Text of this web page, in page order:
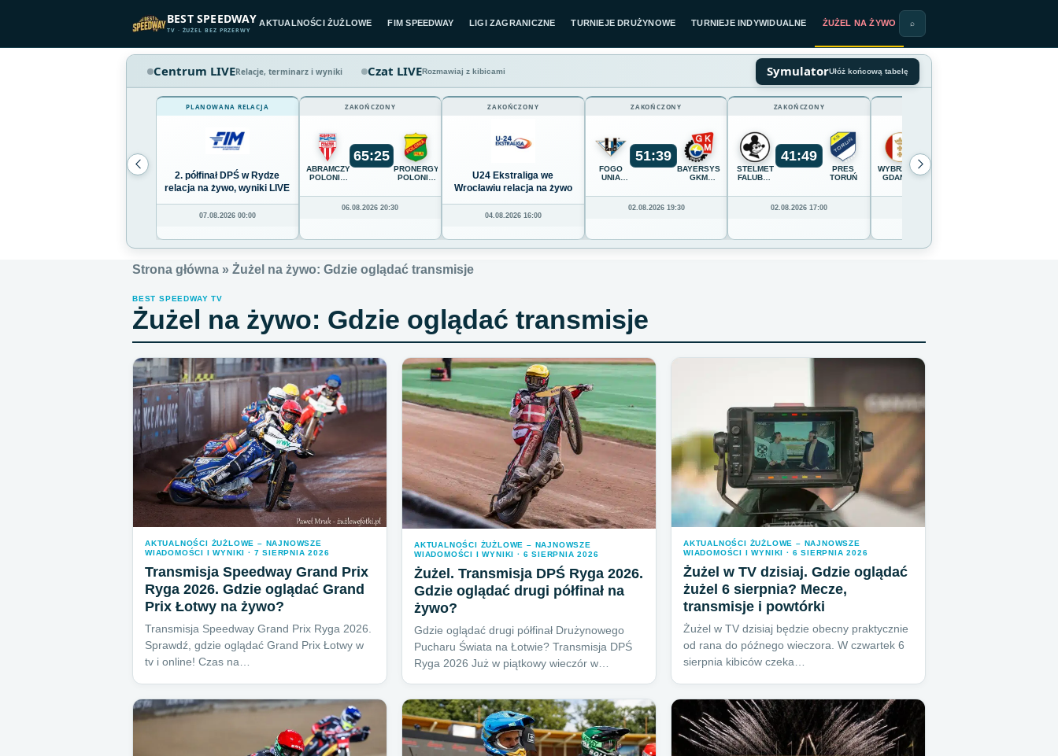
BEST SPEEDWAY
TV · ŻUŻEL BEZ PRZERWY
AKTUALNOŚCI ŻUŻLOWE FIM SPEEDWAY LIGI ZAGRANICZNE TURNIEJE DRUŻYNOWE TURNIEJE INDYWIDUALNE ŻUŻEL NA ŻYWO ⌕
Centrum LIVERelacje, terminarz i wyniki Czat LIVERozmawiaj z kibicami SymulatorUłóż końcową tabelę
PLANOWANA RELACJA
2. półfinał DPŚ w Rydze
relacja na żywo, wyniki LIVE
07.08.2026 00:00
ZAKOŃCZONY
ABRAMCZYK
POLONIA
65:25
PRONERGY
POLONIA
06.08.2026 20:30
ZAKOŃCZONY
U24 Ekstraliga we
Wrocławiu relacja na żywo
04.08.2026 16:00
ZAKOŃCZONY
FOGO
UNIA
51:39
BAYERSYSTEM
GKM
02.08.2026 19:30
ZAKOŃCZONY
STELMET
FALUBAZ
GÓRA
41:49
PRES
TORUŃ
02.08.2026 17:00
WYBRZEŻE
GDAŃSK
54
Strona główna » Żużel na żywo: Gdzie oglądać transmisje
BEST SPEEDWAY TV
Żużel na żywo: Gdzie oglądać transmisje
AKTUALNOŚCI ŻUŻLOWE – NAJNOWSZE
WIADOMOŚCI I WYNIKI · 7 SIERPNIA 2026
Transmisja Speedway Grand Prix
Ryga 2026. Gdzie oglądać Grand
Prix Łotwy na żywo?
Transmisja Speedway Grand Prix Ryga 2026.
Sprawdź, gdzie oglądać Grand Prix Łotwy w
tv i online! Czas na…
AKTUALNOŚCI ŻUŻLOWE – NAJNOWSZE
WIADOMOŚCI I WYNIKI · 6 SIERPNIA 2026
Żużel. Transmisja DPŚ Ryga 2026.
Gdzie oglądać drugi półfinał na
żywo?
Gdzie oglądać drugi półfinał Drużynowego
Pucharu Świata na Łotwie? Transmisja DPŚ
Ryga 2026 Już w piątkowy wieczór w…
AKTUALNOŚCI ŻUŻLOWE – NAJNOWSZE
WIADOMOŚCI I WYNIKI · 6 SIERPNIA 2026
Żużel w TV dzisiaj. Gdzie oglądać
żużel 6 sierpnia? Mecze,
transmisje i powtórki
Żużel w TV dzisiaj będzie obecny praktycznie
od rana do późnego wieczora. W czwartek 6
sierpnia kibiców czeka…